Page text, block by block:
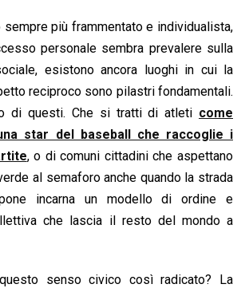
n
k
e
d
n
r
e
a
d
s
a
i
l
p
y
L
i
n
k
i
n
t
sempre più frammentato e individualista,
personale sembra prevalere sulla
esistono ancora luoghi in cui la
reciproco sono pilastri fondamentali.
di questi. Che si tratti di atleti come
star del baseball che raccoglie i
, o di comuni cittadini che aspettano
al semaforo anche quando la strada
incarna un modello di ordine e
che lascia il resto del mondo a
senso civico così radicato? La